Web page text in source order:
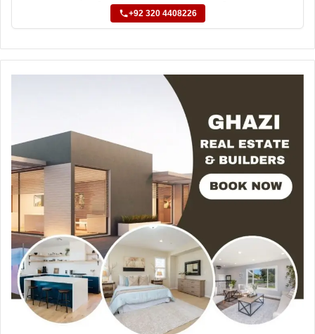
+92 320 4408226